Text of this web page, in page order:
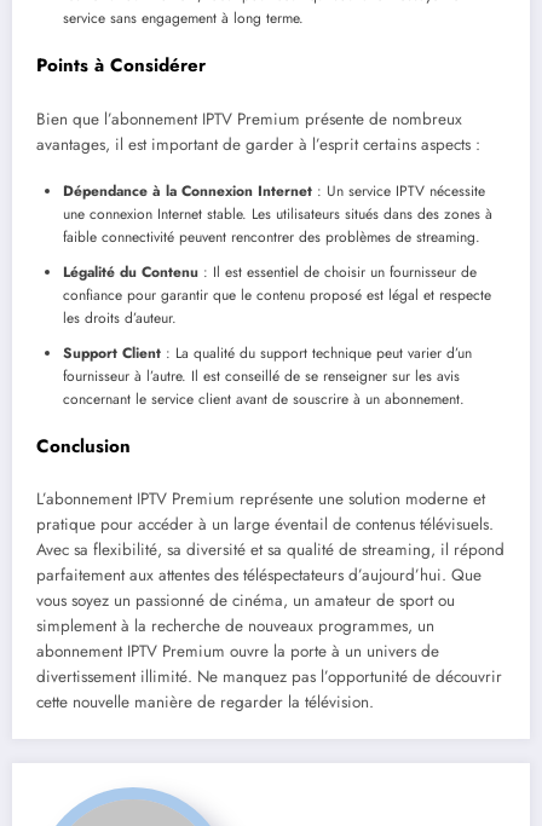
service sans engagement à long terme.
Points à Considérer
Bien que l’abonnement IPTV Premium présente de nombreux
avantages, il est important de garder à l’esprit certains aspects :
Dépendance à la Connexion Internet : Un service IPTV nécessite
une connexion Internet stable. Les utilisateurs situés dans des zones à
faible connectivité peuvent rencontrer des problèmes de streaming.
Légalité du Contenu : Il est essentiel de choisir un fournisseur de
confiance pour garantir que le contenu proposé est légal et respecte
les droits d’auteur.
Support Client : La qualité du support technique peut varier d’un
fournisseur à l’autre. Il est conseillé de se renseigner sur les avis
concernant le service client avant de souscrire à un abonnement.
Conclusion
L’abonnement IPTV Premium représente une solution moderne et
pratique pour accéder à un large éventail de contenus télévisuels.
Avec sa flexibilité, sa diversité et sa qualité de streaming, il répond
parfaitement aux attentes des téléspectateurs d’aujourd’hui. Que
vous soyez un passionné de cinéma, un amateur de sport ou
simplement à la recherche de nouveaux programmes, un
abonnement IPTV Premium ouvre la porte à un univers de
divertissement illimité. Ne manquez pas l’opportunité de découvrir
cette nouvelle manière de regarder la télévision.